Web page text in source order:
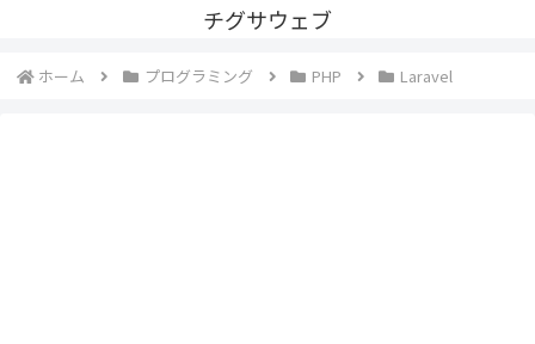
チグサウェブ
ホーム プログラミング PHP Laravel